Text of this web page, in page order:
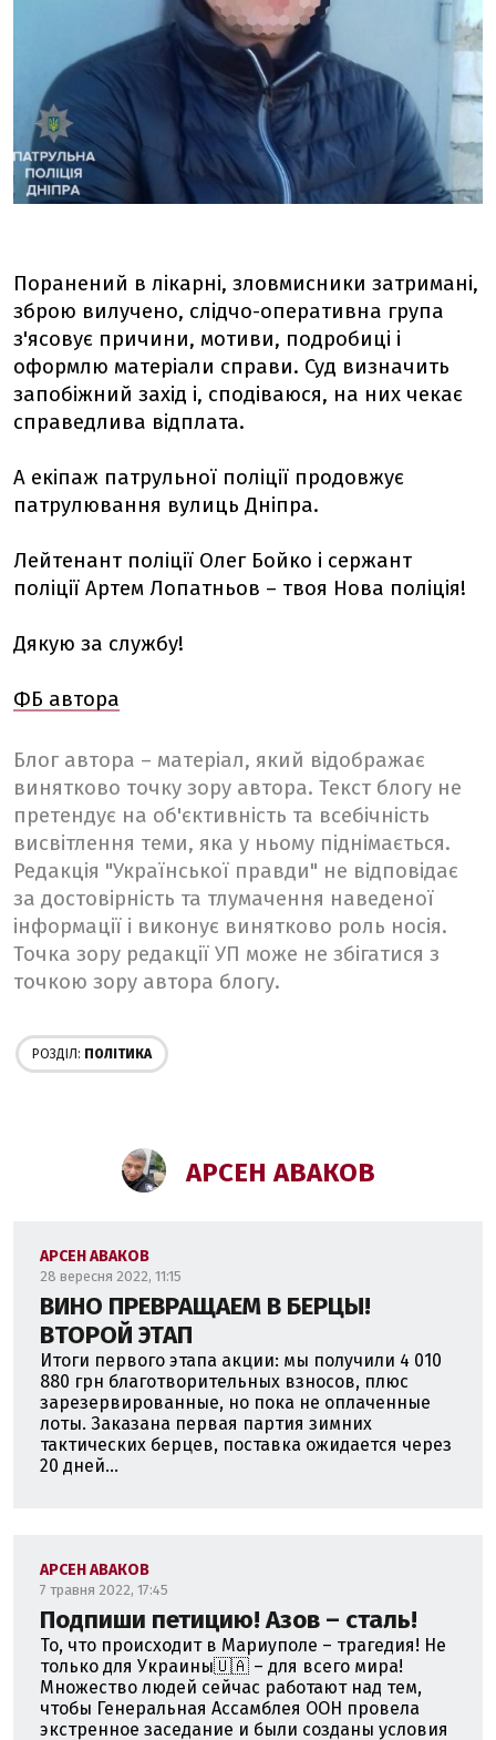
Поранений в лікарні, зловмисники затримані,
зброю вилучено, слідчо-оперативна група
з'ясовує причини, мотиви, подробиці і
оформлю матеріали справи. Суд визначить
запобіжний захід і, сподіваюся, на них чекає
справедлива відплата.
А екіпаж патрульної поліції продовжує
патрулювання вулиць Дніпра.
Лейтенант поліції Олег Бойко і сержант
поліції Артем Лопатньов – твоя Нова поліція!
Дякую за службу!
ФБ автора
Блог автора – матеріал, який відображає
винятково точку зору автора. Текст блогу не
претендує на об'єктивність та всебічність
висвітлення теми, яка у ньому піднімається.
Редакція "Української правди" не відповідає
за достовірність та тлумачення наведеної
інформації і виконує винятково роль носія.
Точка зору редакції УП може не збігатися з
точкою зору автора блогу.
РОЗДІЛ: ПОЛІТИКА
АРСЕН АВАКОВ
АРСЕН АВАКОВ
28 вересня 2022, 11:15
ВИНО ПРЕВРАЩАЕМ В БЕРЦЫ!
ВТОРОЙ ЭТАП
Итоги первого этапа акции: мы получили 4 010
880 грн благотворительных взносов, плюс
зарезервированные, но пока не оплаченные
лоты. Заказана первая партия зимних
тактических берцев, поставка ожидается через
20 дней...
АРСЕН АВАКОВ
7 травня 2022, 17:45
Подпиши петицию! Азов – сталь!
То, что происходит в Мариуполе – трагедия! Не
только для Украины🇺🇦 – для всего мира!
Множество людей сейчас работают над тем,
чтобы Генеральная Ассамблея ООН провела
экстренное заседание и были созданы условия